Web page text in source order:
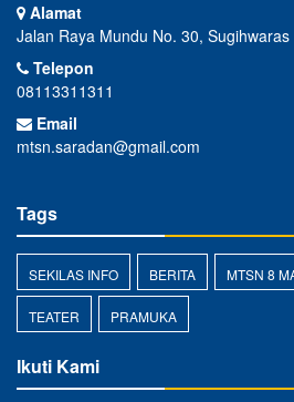
Alamat
Jalan Raya Mundu No. 30, Sugihwaras
Telepon
08113311311
Email
mtsn.saradan@gmail.com
Tags
SEKILAS INFO BERITA MTSN 8
TEATER PRAMUKA
Ikuti Kami